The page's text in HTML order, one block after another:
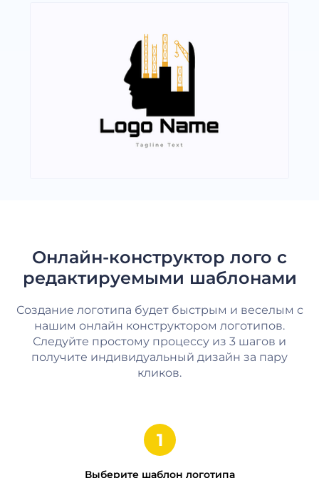
Онлайн-конструктор лого с
редактируемыми шаблонами
Создание логотипа будет быстрым и веселым с
нашим онлайн конструктором логотипов.
Следуйте простому процессу из 3 шагов и
получите индивидуальный дизайн за пару
кликов.
Выберите шаблон логотипа